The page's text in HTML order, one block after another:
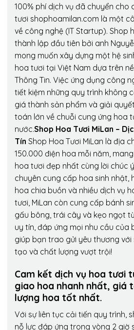
100% phí dịch vụ đã chuyển cho
tươi shophoamilan.com là một
về công nghệ (IT Startup). Shop
thành lập đầu tiên bởi anh
mong muốn xây dựng một hệ
hoa tươi tại Việt Nam dựa trên
Thông Tin. Việc ứng dụng công
tiết kiệm những quy trình không
giá thành sản phẩm và giải
toán lớn về chuỗi cung ứng hoa
nước.Shop Hoa Tươi MiLan –
Tín Shop Hoa Tươi MiLan là địa
150.000 điện hoa mỗi năm,
hoa tươi đẹp nhất cùng lời chúc
chuyên cung cấp hoa sinh nhật,
hoa chia buồn và nhiều dịch vụ
tươi, MiLan còn cung cấp bánh
gấu bông, trái cây và kẹo ngọt
uy tín, đáp ứng mọi nhu cầu của
giúp bạn trao gửi yêu thương
tạo và chất lượng vượt trội!
Cam kết dịch vụ hoa tươi
giao hoa nhanh nhất, giá
lượng hoa tốt nhất.
Với sự liên tục cải tiến quy trình,
nỗ lực đáp ứng trong vòng 2 giờ